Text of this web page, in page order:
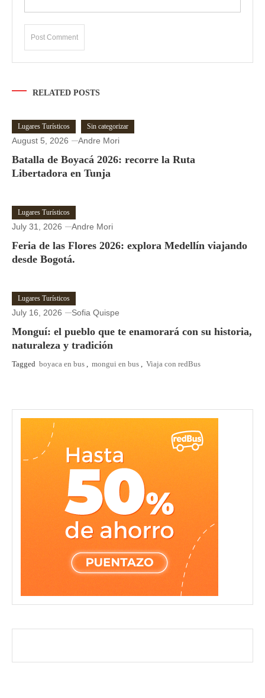
RELATED POSTS
Lugares Turísticos Sin categorizar
August 5, 2026 Andre Mori
Batalla de Boyacá 2026: recorre la Ruta
Libertadora en Tunja
Lugares Turísticos
July 31, 2026 Andre Mori
Feria de las Flores 2026: explora Medellín viajando
desde Bogotá.
Lugares Turísticos
July 16, 2026 Sofia Quispe
Monguí: el pueblo que te enamorará con su historia,
naturaleza y tradición
Tagged boyaca en bus , mongui en bus , Viaja con redBus